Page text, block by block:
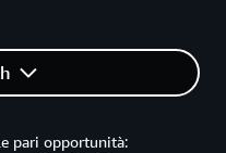
pari opportunità: